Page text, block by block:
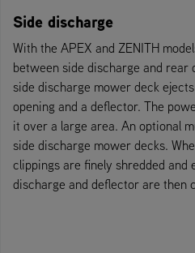
Side discharge
With the APEX and ZENITH
between side discharge and rear
side discharge mower deck
opening and a deflector. The
it over a large area. An optional
side discharge mower decks.
clippings are finely shredded and
discharge and deflector are then